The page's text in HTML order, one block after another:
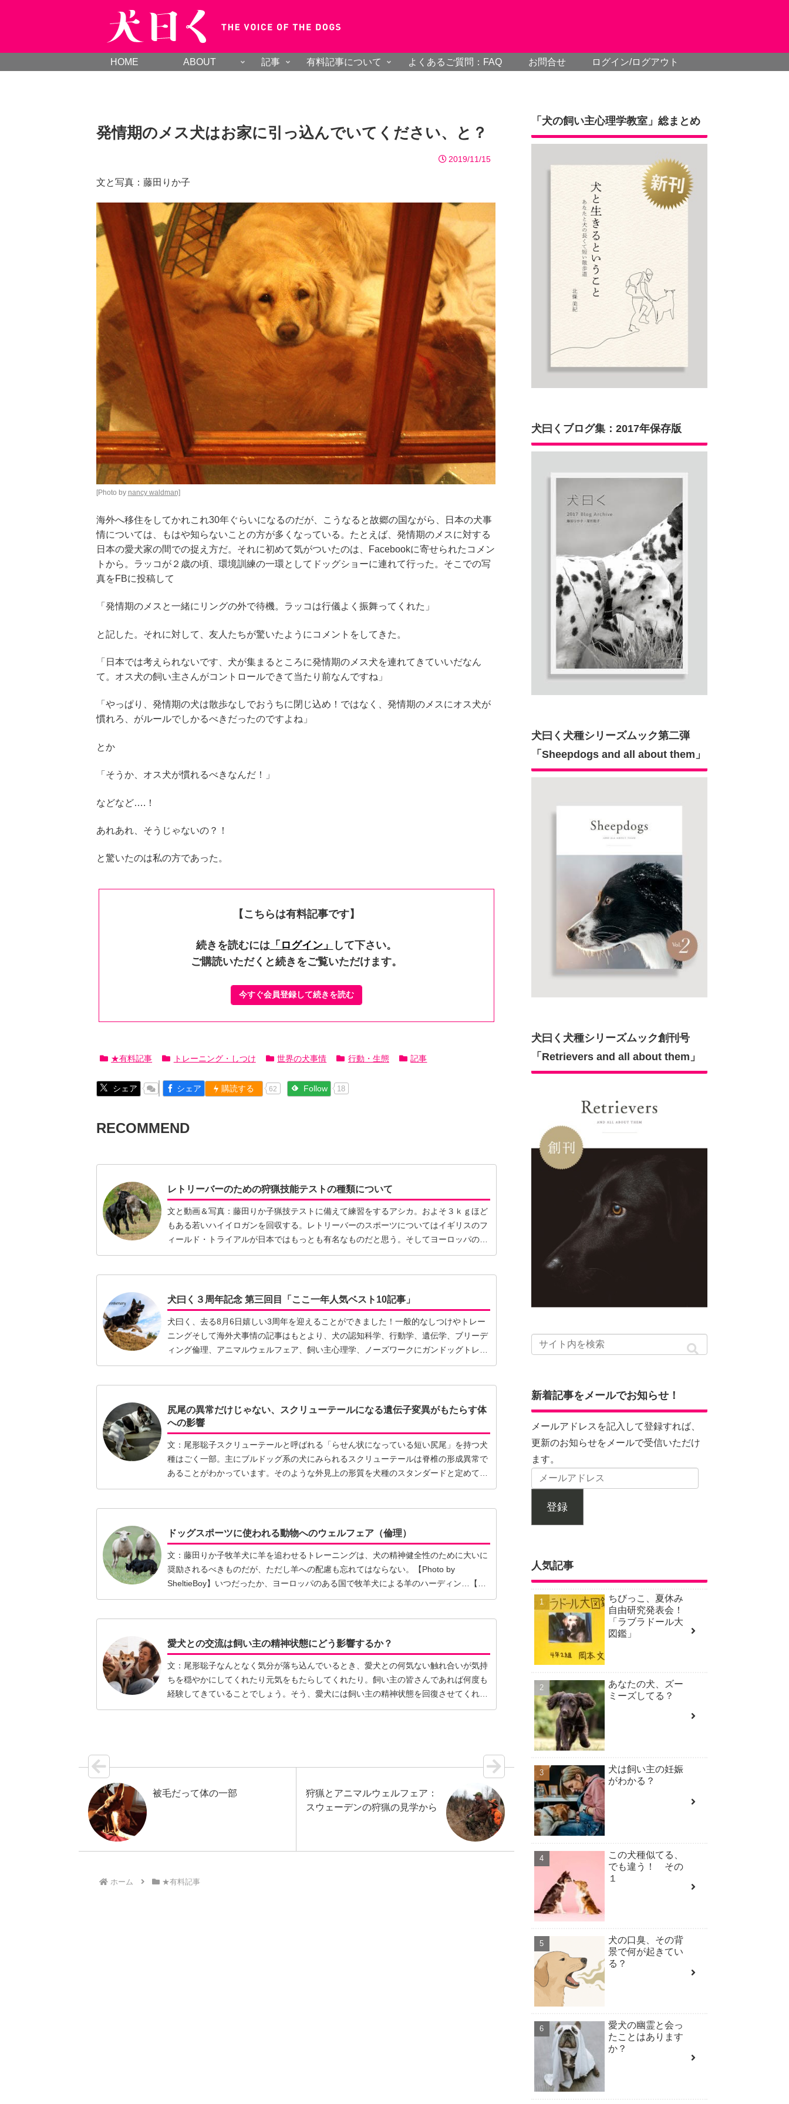
HOME ABOUT 記事 有料記事について よくあるご質問：FAQ お問合せ ログイン/ログアウト
発情期のメス犬はお家に引っ込んでいてください、と？
2019/11/15
文と写真：藤田りか子
[Photo by nancy waldman]
海外へ移住をしてかれこれ30年ぐらいになるのだが、こうなると故郷の国ながら、日本の犬事
情については、もはや知らないことの方が多くなっている。たとえば、発情期のメスに対する
日本の愛犬家の間での捉え方だ。それに初めて気がついたのは、Facebookに寄せられたコメン
トから。ラッコが２歳の頃、環境訓練の一環としてドッグショーに連れて行った。そこでの写
真をFBに投稿して
「発情期のメスと一緒にリングの外で待機。ラッコは行儀よく振舞ってくれた」
と記した。それに対して、友人たちが驚いたようにコメントをしてきた。
「日本では考えられないです、犬が集まるところに発情期のメス犬を連れてきていいだなん
て。オス犬の飼い主さんがコントロールできて当たり前なんですね」
「やっぱり、発情期の犬は散歩なしでおうちに閉じ込め！ではなく、発情期のメスにオス犬が
慣れろ、がルールでしかるべきだったのですよね」
とか
「そうか、オス犬が慣れるべきなんだ！」
などなど….！
あれあれ、そうじゃないの？！
と驚いたのは私の方であった。
【こちらは有料記事です】
続きを読むには「ログイン」
して下さい。
ご購読いただくと続きをご覧いただけます。
今すぐ会員登録して続きを読む
★有料記事 トレーニング・しつけ 世界の犬事情 行動・生態 記事
シェア シェア 購読する 62 Follow 18
RECOMMEND
レトリーバーのための狩猟技能テストの種類について
文と動画＆写真：藤田りか子猟技テストに備えて練習をするアシカ。およそ３ｋｇほど
もある若いハイイロガンを回収する。レトリーバーのスポーツについてはイギリスのフ
ィールド・トライアルが日本ではもっとも有名なものだと思う。そしてヨーロッパの多
くの国…【続きを読む】
犬曰く３周年記念 第三回目「ここ一年人気ベスト10記事」
犬曰く、去る8月6日嬉しい3周年を迎えることができました！一般的なしつけやトレー
ニングそして海外犬事情の記事はもとより、犬の認知科学、行動学、遺伝学、ブリーデ
ィング倫理、アニマルウェルフェア、飼い主心理学、ノーズワークにガンドッグトレー
ニン…【続きを読む】
尻尾の異常だけじゃない、スクリューテールになる遺伝子変異がもたらす体
への影響
文：尾形聡子スクリューテールと呼ばれる「らせん状になっている短い尻尾」を持つ犬
種はごく一部。主にブルドッグ系の犬にみられるスクリューテールは脊椎の形成異常で
あることがわかっています。そのような外見上の形質を犬種のスタンダードと定めてい
るのは…【続きを読む】
ドッグスポーツに使われる動物へのウェルフェア（倫理）
文：藤田りか子牧羊犬に羊を追わせるトレーニングは、犬の精神健全性のために大いに
奨励されるべきものだが、ただし羊への配慮も忘れてはならない。【Photo by
SheltieBoy】いつだったか、ヨーロッパのある国で牧羊犬による羊のハーディン…【続
きを読む】
愛犬との交流は飼い主の精神状態にどう影響するか？
文：尾形聡子なんとなく気分が落ち込んでいるとき、愛犬との何気ない触れ合いが気持
ちを穏やかにしてくれたり元気をもたらしてくれたり。飼い主の皆さんであれば何度も
経験してきていることでしょう。そう、愛犬には飼い主の精神状態を回復させてくれる
力があ…【続きを読む】
被毛だって体の一部
狩猟とアニマルウェルフェア：
スウェーデンの狩猟の見学から
ホーム ★有料記事
「犬の飼い主心理学教室」総まとめ
犬曰くブログ集：2017年保存版
犬曰く犬種シリーズムック第二弾
「Sheepdogs and all about them」
犬曰く犬種シリーズムック創刊号
「Retrievers and all about them」
新着記事をメールでお知らせ！
メールアドレスを記入して登録すれば、
更新のお知らせをメールで受信いただけ
ます。
登録
人気記事
ちびっこ、夏休み
自由研究発表会！
「ラブラドール大
図鑑」
あなたの犬、ズー
ミーズしてる？
犬は飼い主の妊娠
がわかる？
この犬種似てる、
でも違う！ その
１
犬の口臭、その背
景で何が起きてい
る？
愛犬の幽霊と会っ
たことはあります
か？